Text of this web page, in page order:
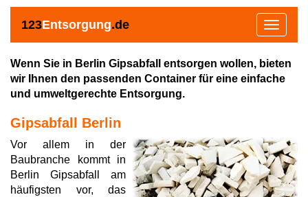
123Entsorgung.de
Toggle
Wenn Sie in Berlin Gipsabfall entsorgen wollen, bieten
wir Ihnen den passenden Container für eine einfache
und umweltgerechte Entsorgung.
Gipsabfall Berlin
Vor allem in der
Baubranche kommt in
Berlin Gipsabfall am
häufigsten vor, das